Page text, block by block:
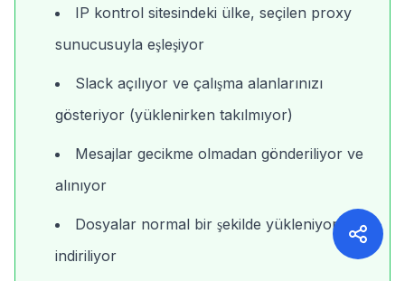
IP kontrol sitesindeki ülke, seçilen proxy
sunucusuyla eşleşiyor
Slack açılıyor ve çalışma alanlarınızı
gösteriyor (yüklenirken takılmıyor)
Mesajlar gecikme olmadan gönderiliyor ve
alınıyor
Dosyalar normal bir şekilde yükleniyor ve
indiriliyor